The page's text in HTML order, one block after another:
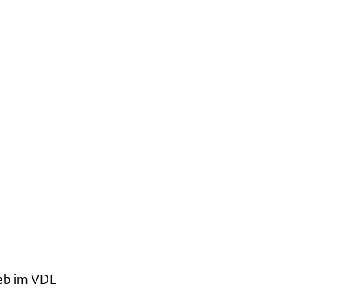
im VDE